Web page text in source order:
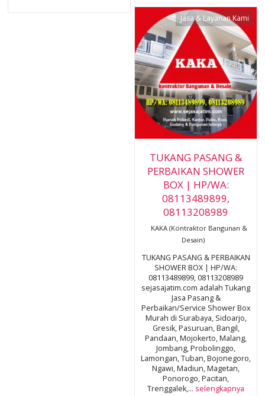
Jasa & Layanan Kami
TUKANG PASANG &
PERBAIKAN SHOWER
BOX | HP/WA:
08113489899,
08113208989
KAKA (Kontraktor Bangunan &
Desain)
TUKANG PASANG & PERBAIKAN
SHOWER BOX | HP/WA:
08113489899, 08113208989
sejasajatim.com adalah Tukang
Jasa Pasang &
Perbaikan/Service Shower Box
Murah di Surabaya, Sidoarjo,
Gresik, Pasuruan, Bangil,
Pandaan, Mojokerto, Malang,
Jombang, Probolinggo,
Lamongan, Tuban, Bojonegoro,
Ngawi, Madiun, Magetan,
Ponorogo, Pacitan,
Trenggalek,... selengkapnya